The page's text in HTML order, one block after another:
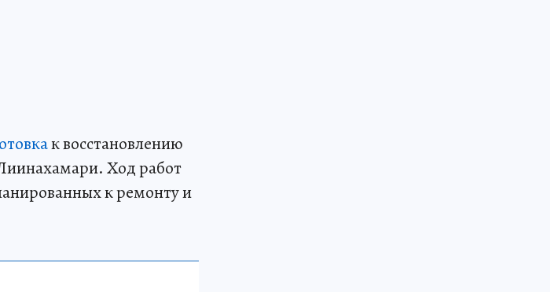
к восстановлению
Ход работ
к ремонту и